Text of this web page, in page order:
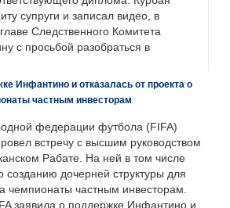
супруги и записал видео, в
Следственного Комитета
с просьбой разобраться в
Инфантино и отказалась от проекта о
частным инвесторам
федерации футбола (FIFA)
встречу с высшим руководством
Рабате. На ней в том числе
созданию дочерней структуры для
чемпионаты частным инвесторам.
заявила о поддержке Инфантино и